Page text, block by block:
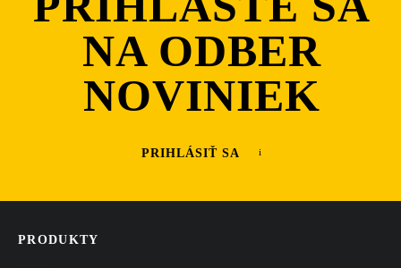
NA ODBER
NOVINIEK
PRIHLÁSIŤ SA
PRODUKTY